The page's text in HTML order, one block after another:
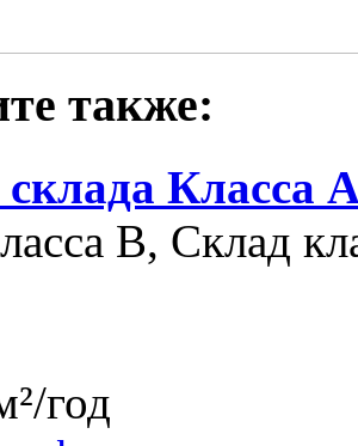
также:
Класса
B, Склад
год